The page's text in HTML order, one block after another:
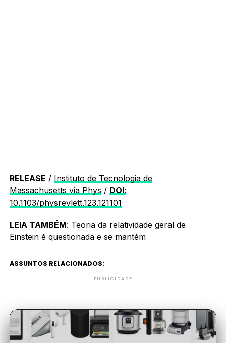
RELEASE / Instituto de Tecnologia de
Massachusetts via Phys / DOI:
10.1103/physrevlett.123.121101
LEIA TAMBÉM: Teoria da relatividade geral de
Einstein é questionada e se mantém
ASSUNTOS RELACIONADOS:
PUBLICIDADE